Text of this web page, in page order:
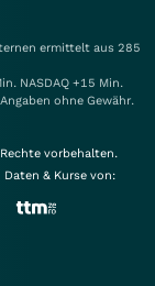
ermittelt aus 285
NASDAQ +15 Min.
ohne Gewähr.
vorbehalten.
Daten & Kurse von: